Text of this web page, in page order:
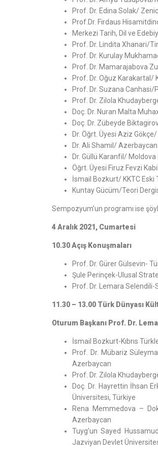
Prof. Dr. Edina Solak/
Prof.Dr. Firdaus
Merkezi Tarih, Dil ve
Prof. Dr. Lindita Xhanari/
Prof. Dr. Kurulay
Prof. Dr. Mamarajabova
Prof. Dr. Oğuz Karakartal/
Prof. Dr. Suzana
Prof. Dr. Zilola
Doç. Dr. Nuran Malta
Doç. Dr. Zübeyde
Dr. Öğrt. Üyesi Aziz
Dr. Ali Shamil/
Dr. Güllü Karanfil/
Öğrt. Üyesi Firuz Fevzi
İsmail Bozkurt/ KKTC Eski
Kuntay Gücüm/Teori
Sempozyum’un programı ise
4 Aralık 2021, Cumartesi
10.30 Açış Konuşmaları
Prof. Dr. Gürer Gülsevin-
Şule Perinçek-Ulusal
Prof. Dr. Lemara
11.30 – 13.00 Türk Dünyası
Oturum Başkanı Prof. Dr.
İsmail Bozkurt-Kıbrıs
Prof. Dr. Mübariz
Azerbaycan
Prof. Dr. Zilola
Doç. Dr. Hayrettin İhsan
Üniversitesi, Türkiye
Rena Memmedova –
Azerbaycan
Tuyg’un Sayed
Jazviyan Devlet